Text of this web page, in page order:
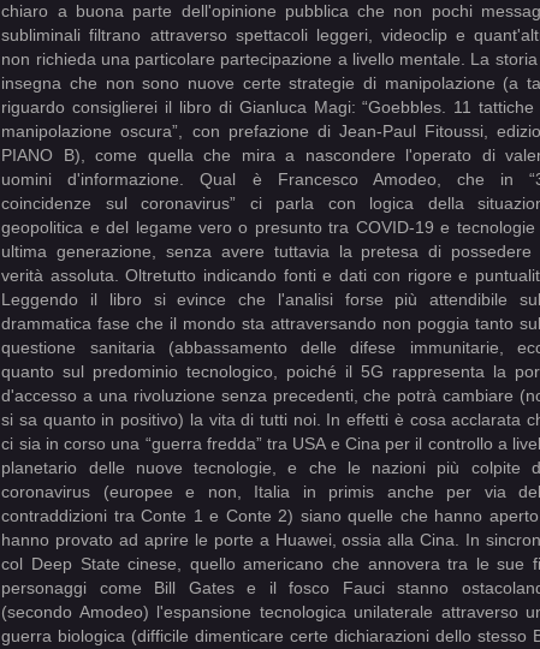
chiaro a buona parte dell'opinione pubblica che non pochi
subliminali filtrano attraverso spettacoli leggeri, videoclip e
non richieda una particolare partecipazione a livello mentale. La
insegna che non sono nuove certe strategie di manipolazione (a
riguardo consiglierei il libro di Gianluca Magi: “Goebbles. 11 tattiche
manipolazione oscura”, con prefazione di Jean-Paul Fitoussi,
PIANO B), come quella che mira a nascondere l'operato di
uomini d'informazione. Qual è Francesco Amodeo, che in
coincidenze sul coronavirus” ci parla con logica della
geopolitica e del legame vero o presunto tra COVID-19 e tecnologie
ultima generazione, senza avere tuttavia la pretesa di possedere
verità assoluta. Oltretutto indicando fonti e dati con rigore e
Leggendo il libro si evince che l'analisi forse più attendibile
drammatica fase che il mondo sta attraversando non poggia tanto
questione sanitaria (abbassamento delle difese immunitarie,
quanto sul predominio tecnologico, poiché il 5G rappresenta la
d'accesso a una rivoluzione senza precedenti, che potrà cambiare
si sa quanto in positivo) la vita di tutti noi. In effetti è cosa acclarata
ci sia in corso una “guerra fredda” tra USA e Cina per il controllo a
planetario delle nuove tecnologie, e che le nazioni più colpite
coronavirus (europee e non, Italia in primis anche per via
contraddizioni tra Conte 1 e Conte 2) siano quelle che hanno
hanno provato ad aprire le porte a Huawei, ossia alla Cina. In
col Deep State cinese, quello americano che annovera tra le sue
personaggi come Bill Gates e il fosco Fauci stanno
(secondo Amodeo) l'espansione tecnologica unilaterale attraverso
guerra biologica (difficile dimenticare certe dichiarazioni dello stesso